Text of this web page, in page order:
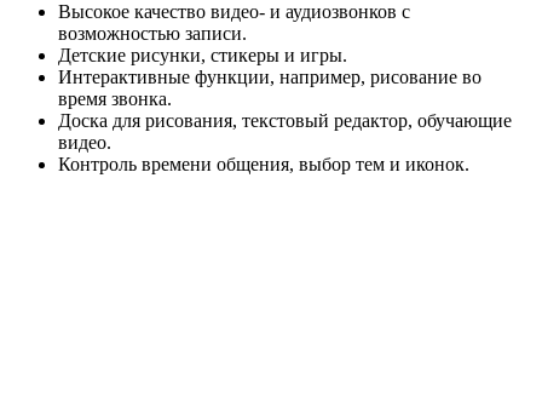
Высокое качество видео- и аудиозвонков с
возможностью записи.
Детские рисунки, стикеры и игры.
Интерактивные функции, например, рисование во
время звонка.
Доска для рисования, текстовый редактор, обучающие
видео.
Контроль времени общения, выбор тем и иконок.